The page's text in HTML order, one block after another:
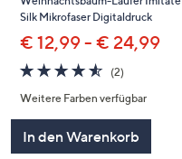
Silk Mikrofaser Digitaldruck
€ 12,99 - € 24,99
4.5
von
5
(2)2
Weitere Farben verfügbar
In den Warenkorb